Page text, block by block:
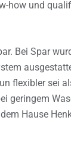
how und
Bei Spar
flexibler sei
geringem
Hause